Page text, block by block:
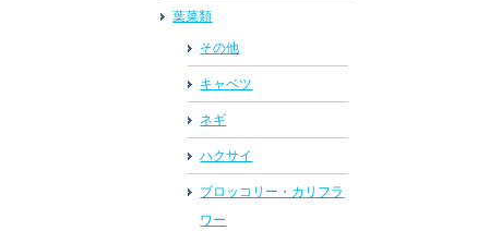
葉菜類
その他
キャベツ
ネギ
ハクサイ
ブロッコリー・カリフラ
ワー